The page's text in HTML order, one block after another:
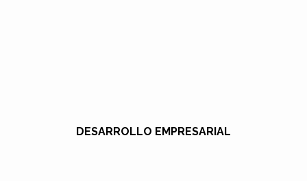
DESARROLLO EMPRESARIAL